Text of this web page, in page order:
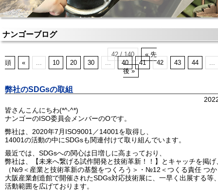
ナンゴーブログ
42 / 140
« 先
頭
« ... 10 20 30 ... 40 41 42 43 44
...
後 »
弊社のSDGsの取組
皆さんこんにちわ(*^-^*)
ナンゴーのISO委員会メンバーのOです。
弊社は、2020年7月ISO9001／14001を取得し、
14001の活動の中にSDGsも関連付けて取り組んでいます。
最近では、SDGsへの関心は日増しに高まっており、
弊社は、【未来へ繋げる試作開発と技術革新！！】とキャッチを掲げ
（№9＜産業と技術革新の基盤をつくろう＞・№12＜つくる責任 つ
大阪産業創造館で開催されたSDGs対応技術展に、一早く出展する等
活動範囲を広げております。